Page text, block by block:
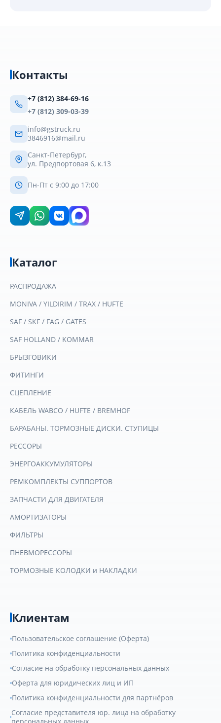
Контакты
+7 (812) 384-69-16
+7 (812) 309-03-39
info@gstruck.ru
3846916@mail.ru
Санкт-Петербург,
ул. Предпортовая 6, к.13
Пн-Пт с 9:00 до 17:00
Каталог
РАСПРОДАЖА
MONIVA / YILDIRIM / TRAX / HUFTE
SAF / SKF / FAG / GATES
SAF HOLLAND / KOMMAR
БРЫЗГОВИКИ
ФИТИНГИ
СЦЕПЛЕНИЕ
КАБЕЛЬ WABCO / HUFTE / BREMHOF
БАРАБАНЫ. ТОРМОЗНЫЕ ДИСКИ. СТУПИЦЫ
РЕССОРЫ
ЭНЕРГОАККУМУЛЯТОРЫ
РЕМКОМПЛЕКТЫ СУППОРТОВ
ЗАПЧАСТИ ДЛЯ ДВИГАТЕЛЯ
АМОРТИЗАТОРЫ
ФИЛЬТРЫ
ПНЕВМОРЕССОРЫ
ТОРМОЗНЫЕ КОЛОДКИ и НАКЛАДКИ
Клиентам
Пользовательское соглашение (Оферта)
Политика конфиденциальности
Согласие на обработку персональных данных
Оферта для юридических лиц и ИП
Политика конфиденциальности для партнёров
Согласие представителя юр. лица на обработку